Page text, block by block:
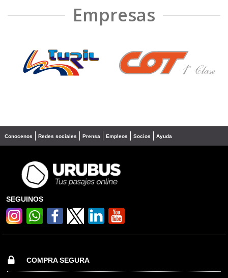
Empresas
❮ ❯
Conocenos Redes sociales Prensa Empleos Socios Ayuda
SEGUINOS
COMPRA SEGURA